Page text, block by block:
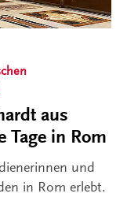
aus
Tage in Rom
und
in Rom erlebt.